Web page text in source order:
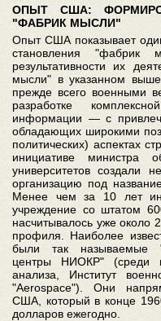
ОПЫТ США:
"ФАБРИК МЫСЛИ"
Опыт США показывает
становления
результативности их
мысли" в указанном выше
прежде всего военными
разработке
информации — с
обладающих широкими
политических) аспектах
инициативе министра
университетов создали
организацию под
Менее чем за 10 лет
учреждение со штатом
насчитывалось уже около
профиля. Наиболее
были так называемые
центры НИОКР" (среди
анализа, Институт
"Aerospace"). Они
США, который в конце
долларов ежегодно.